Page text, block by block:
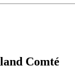
Comté